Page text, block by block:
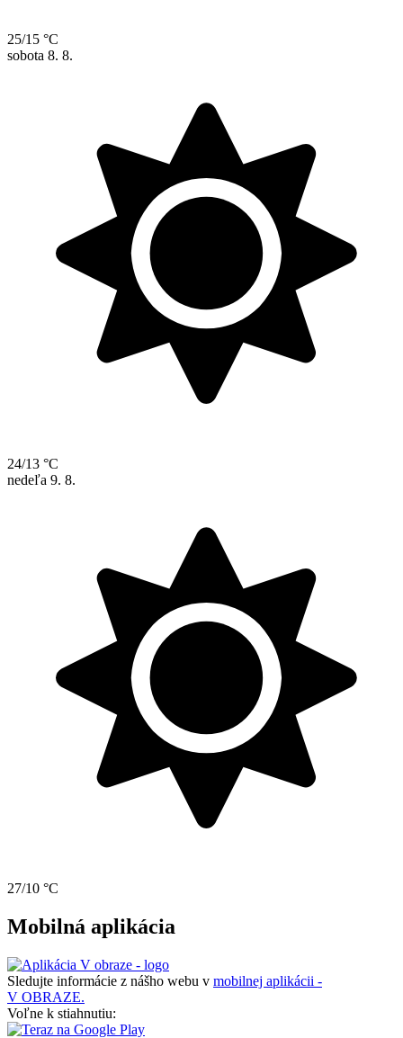
25/15 °C
sobota 8. 8.
24/13 °C
nedeľa 9. 8.
27/10 °C
Mobilná aplikácia
Sledujte informácie z nášho webu v mobilnej aplikácii -
V OBRAZE.
Voľne k stiahnutiu: